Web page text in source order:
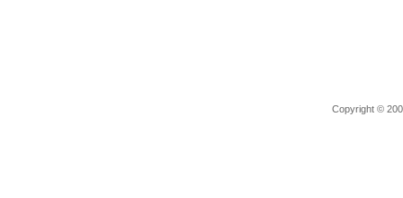
Copyright ©